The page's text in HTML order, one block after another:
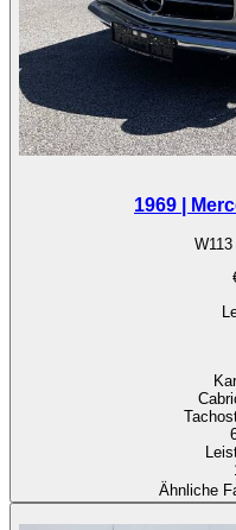
1969 |
Ähnliche